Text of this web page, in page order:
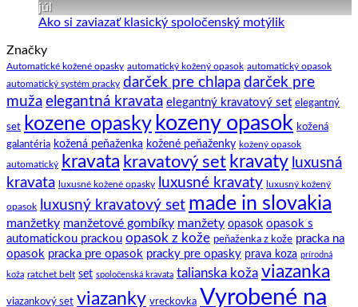
ako
na
to.
manžety
a
ich
história
júl
Ako si zaviazať klasický spoločenský motýlikŽiadne
Ako
si
zaviazať
klasický
spoločenský
motýlik
Značky
Automatické kožené opasky automatický kožený opasok automatický opasok
automatický systém pracky darček pre chlapa darček pre
muža elegantná kravata elegantný kravatový set elegantný
set kozene opasky kozeny opasok kožená
galantéria kožená peňaženka kožené peňaženky kožený opasok
automatický kravata kravatový set kravaty luxusná
kravata luxusné kožené opasky luxusné kravaty luxusný kožený
opasok luxusný kravatový set made in slovakia
manžetky manžetové gombíky manžety opasok opasok s
automatickou prackou opasok z kože peňaženka z kože pracka na
opasok pracka pre opasok pracky pre opasky prava koza prírodná
koža ratchet belt set spoločenská kravata talianska koža viazanka
viazankový set viazanky vreckovka Vyrobené na